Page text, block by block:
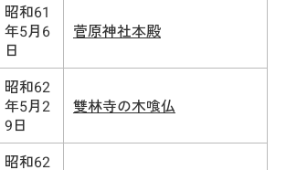
昭和61
年5月6
日
菅原神社本殿
昭和62
年5月2
9日
雙林寺の木喰仏
昭和62